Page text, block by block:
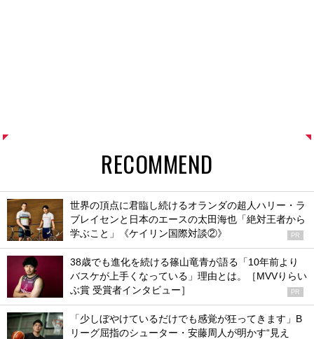
RECOMMEND
世界の頂点に君臨し続けるオランダの超人ハリー・ラ
ブレイセンと日本のエースの太田海也「絶対王者から
学ぶこと」《ケイリン国際対談②》
PR
38歳でも進化を続ける篠山竜青が語る「10年前より
バスケが上手くなっている」理由とは。［MVVりらい
ぶ賞 受賞者インタビュー］
PR
「少しぼやけているだけでも感覚が狂ってきます」B
リーグ屈指のシューター・安藤周人が明かす“見え